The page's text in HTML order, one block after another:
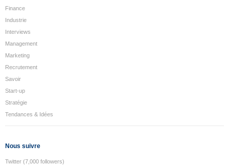
Finance
Industrie
Interviews
Management
Marketing
Recrutement
Savoir
Start-up
Stratégie
Tendances & Idées
Nous suivre
Twitter (7,000 followers)